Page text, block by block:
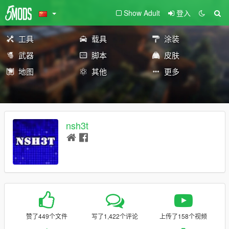
Show Adult 登入
工具 载具
涂装
武器
脚本
皮肤
地图
其他 更多
nsh3t
赞了449个文件 写了1,422个评论 上传了158个视频